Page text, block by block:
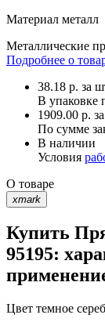
Материал металл
Металлические
Подробнее о
38.18 р. за
В упаковке
1909.00 р.
По сумме
В наличии
Условия
О товаре
xmark
Купить
95195:
Цвет темное